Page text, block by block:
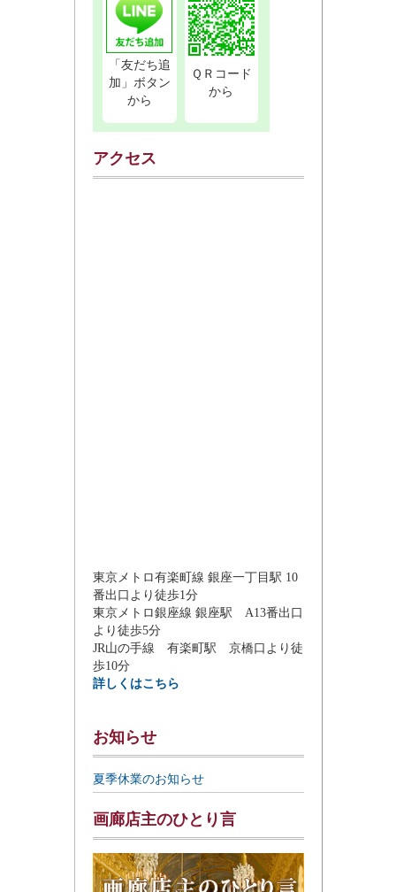
「友だち追
加」ボタン
から
ＱＲコード
から
アクセス
東京メトロ有楽町線 銀座一丁目駅 10
番出口より徒歩1分
東京メトロ銀座線 銀座駅 A13番出口
より徒歩5分
JR山の手線 有楽町駅 京橋口より徒
歩10分
詳しくはこちら
お知らせ
夏季休業のお知らせ
画廊店主のひとり言